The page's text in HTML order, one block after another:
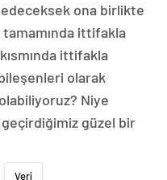
ona birlikte
ittifakla
ittifakla
olarak
Niye
geçirdiğimiz güzel bir
Veri